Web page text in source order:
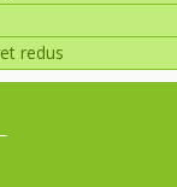
redus